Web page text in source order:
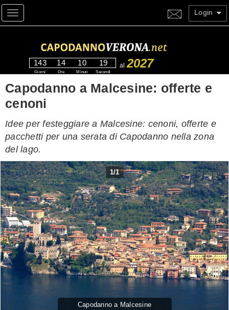
Toggle navigation Login
143
Giorni
14
Ore
10
Minuti
18
Secondi
al 2027
Capodanno a Malcesine: offerte e
cenoni
Idee per festeggiare a Malcesine: cenoni, offerte e
pacchetti per una serata di Capodanno nella zona
del lago.
1/1
Capodanno a Malcesine